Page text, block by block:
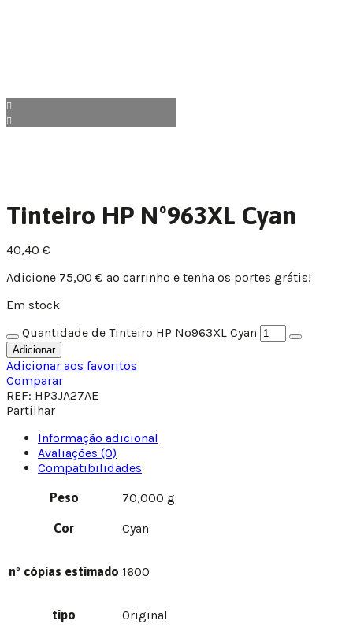
Tinteiro HP Nº963XL Cyan
40,40 €
Adicione 75,00 € ao carrinho e tenha os portes grátis!
Em stock
Quantidade de Tinteiro HP Nº963XL Cyan
Adicionar
Adicionar aos favoritos
Comparar
REF: HP3JA27AE
Partilhar
Informação adicional
Avaliações (0)
Compatibilidades
Peso 70,000 g
Cor Cyan
nº cópias estimado 1600
tipo Original